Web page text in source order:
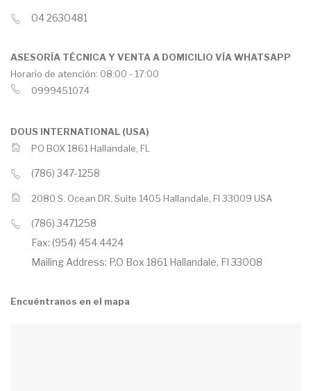
04 2630481
ASESORÍA TÉCNICA Y VENTA A DOMICILIO VÍA WHATSAPP
Horario de atención: 08:00 - 17:00
0999451074
DOUS INTERNATIONAL (USA)
PO BOX 1861 Hallandale, FL
(786) 347-1258
2080 S. Ocean DR. Suite 1405 Hallandale, Fl 33009 USA
(786) 3471258
Fax: (954) 454 4424
Mailing Address: P.O Box 1861 Hallandale, Fl 33008
Encuéntranos en el mapa